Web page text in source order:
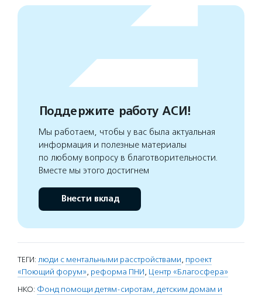
Поддержите работу АСИ!
Мы работаем, чтобы у вас была актуальная
информация и полезные материалы
по любому вопросу в благотворительности.
Вместе мы этого достигнем
Внести вклад
ТЕГИ: люди с ментальными расстройствами, проект
«Поющий форум», реформа ПНИ, Центр «Благосфера»
НКО: Фонд помощи детям-сиротам, детским домам и